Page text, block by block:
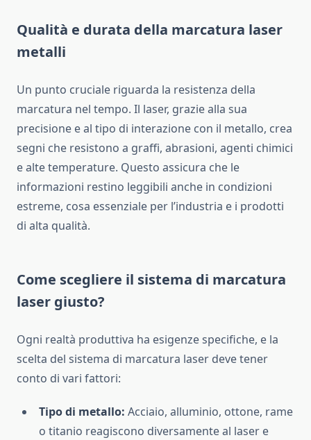
Qualità e durata della marcatura laser
metalli
Un punto cruciale riguarda la resistenza della
marcatura nel tempo. Il laser, grazie alla sua
precisione e al tipo di interazione con il metallo, crea
segni che resistono a graffi, abrasioni, agenti chimici
e alte temperature. Questo assicura che le
informazioni restino leggibili anche in condizioni
estreme, cosa essenziale per l’industria e i prodotti
di alta qualità.
Come scegliere il sistema di marcatura
laser giusto?
Ogni realtà produttiva ha esigenze specifiche, e la
scelta del sistema di marcatura laser deve tener
conto di vari fattori:
Tipo di metallo: Acciaio, alluminio, ottone, rame
o titanio reagiscono diversamente al laser e